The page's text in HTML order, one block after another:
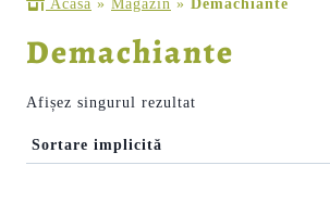
Acasă » Magazin » Demachiante
Demachiante
Afișez singurul rezultat